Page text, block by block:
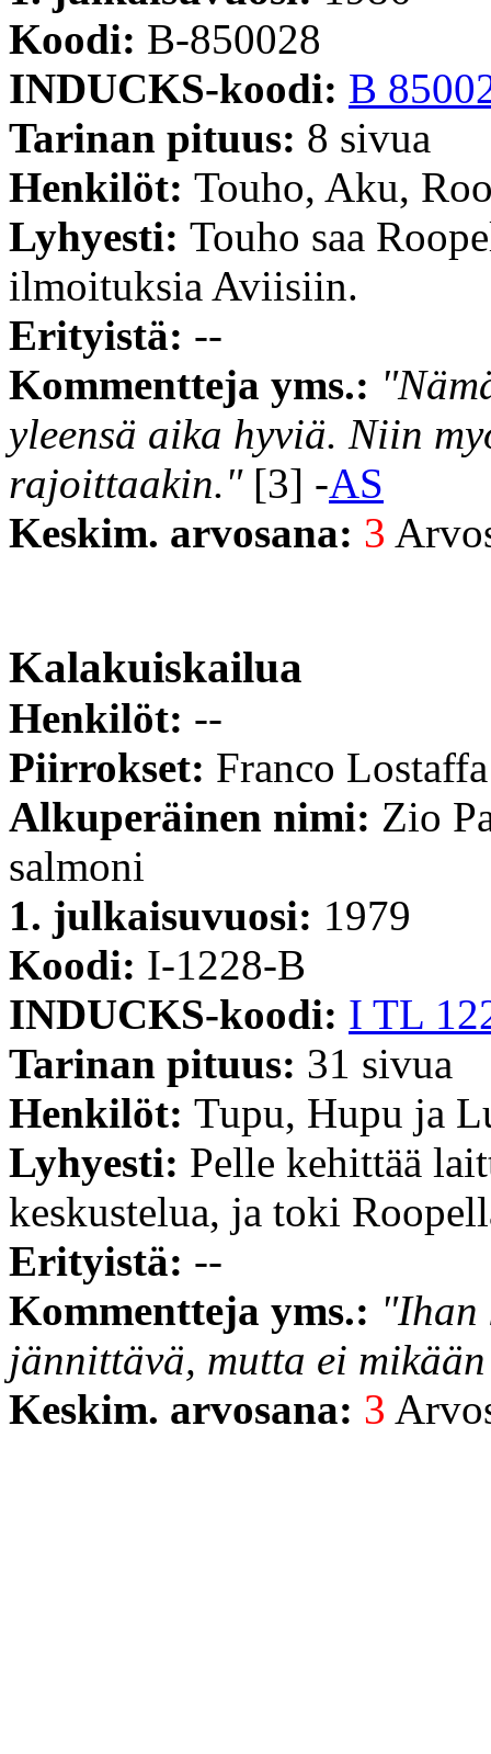
Koodi: B-850028
INDUCKS-koodi: B
Tarinan pituus: 8 sivua
Henkilöt: Touho, Aku,
Lyhyesti: Touho saa
ilmoituksia Aviisiin.
Erityistä: --
Kommentteja yms.:
yleensä aika hyviä. Niin
rajoittaakin."[3] -AS
Keskim. arvosana: 3
Kalakuiskailua
Henkilöt: --
Piirrokset: Franco Lostaffa
Alkuperäinen nimi: Zio
salmoni
1. julkaisuvuosi: 1979
Koodi: I-1228-B
INDUCKS-koodi: I TL
Tarinan pituus: 31 sivua
Henkilöt: Tupu, Hupu ja
Lyhyesti: Pelle kehittää
keskustelua, ja toki
Erityistä: --
Kommentteja yms.: "Ihan
jännittävä, mutta ei
Keskim. arvosana: 3